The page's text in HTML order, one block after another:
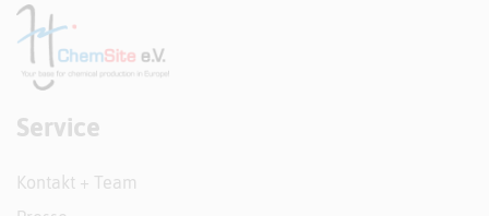
Service
Kontakt + Team